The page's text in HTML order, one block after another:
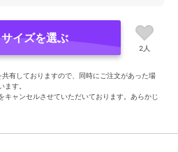
イズを選ぶ
2人
有しておりますので、同時にご注文があった場
す。
キャンセルさせていただいております。あらかじ